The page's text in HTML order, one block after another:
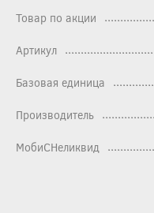
Товар по акции
Артикул
Базовая единица
Производитель
МобиСНеликвид